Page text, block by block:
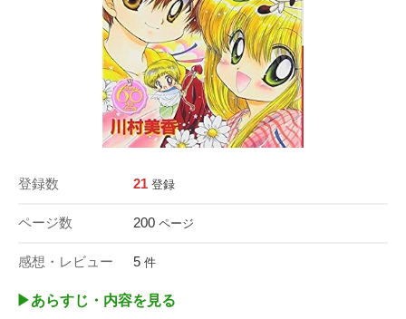
登録数 21 登録
ページ数 200 ページ
感想・レビュー 5 件
▶︎あらすじ・内容を見る